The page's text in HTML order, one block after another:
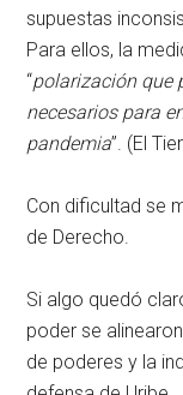
supuestas
Para ellos, la
“polarización que
necesarios para
pandemia”. (El
Con dificultad se
de Derecho.
Si algo quedó
poder se
de poderes y la